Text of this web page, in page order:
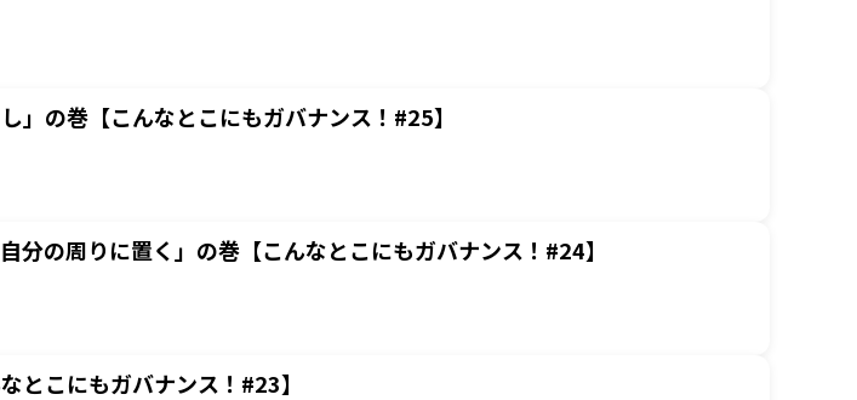
」の巻【こんなとこにもガバナンス！#25】
分の周りに置く」の巻【こんなとこにもガバナンス！#24】
とこにもガバナンス！#23】